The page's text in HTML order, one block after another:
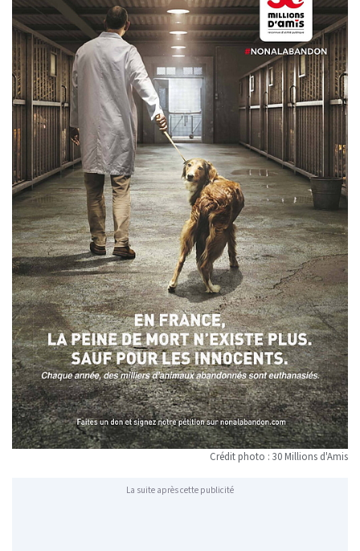
Crédit photo : 30 Millions d'Amis
La suite après cette publicité